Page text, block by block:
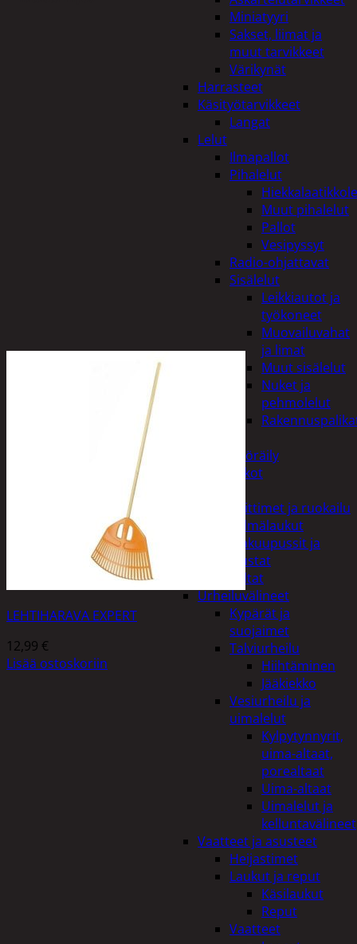
Miniatyyri
Sakset, liimat ja
muut tarvikkeet
Värikynät
Harrasteet
Käsityötarvikkeet
Langat
Lelut
Ilmapallot
Pihalelut
Muut pihalelut
Pallot
Vesipyssyt
Radio-ohjattavat
Sisälelut
Leikkiautot ja
työkoneet
Muovailuvahat
ja limat
Muut sisälelut
Nuket ja
pehmolelut
Polkupyöräily
Lukot
Keittimet ja ruokailu
Kylmälaukut
Makuupussit ja
alustat
Teltat
Urheiluvälineet
Kypärät ja
suojaimet
Talviurheilu
Hiihtäminen
Jääkiekko
Vesiurheilu ja
uimalelut
Kylpytynnyrit,
uima-altaat,
porealtaat
Uima-altaat
Uimalelut ja
kelluntavälineet
Vaatteet ja asusteet
Heijastimet
Laukut ja reput
Käsilaukut
Reput
Vaatteet
LEHTIHARAVA EXPERT
12,99 €
Lisää ostoskoriin